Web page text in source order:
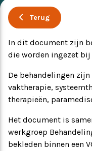
Ervaringsverhalen
Symposium
Producten
Toekomstvisie
Partners
Terug
In dit document zijn
die worden ingezet bij
De behandelingen
vaktherapie,
therapieën,
Het document is
werkgroep
bekleden binnen een